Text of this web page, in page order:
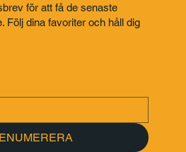
för att få de senaste
Följ dina favoriter och håll dig